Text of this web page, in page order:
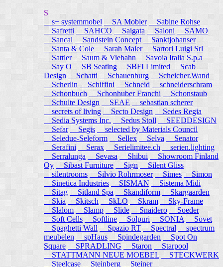
S
s+ systemmobel
SA Mobler
Sabine Rohse
Safretti
SAHCO Saigata Saloni
SAMO
Sancal
Sandstein Concept
Sanktjohanser
Santa & Cole
Sarah Maier
Sartori Luigi Srl
Sattler
Saum & Viebahn
Savoia Italia S.p.a
Say O
SB Seating SBFI Limited
Scab
Design
Schatti Schauenburg
Scheicher.Wand
Scherlin
Schiffini Schneid
schneiderschram
Schonbuch
Schonhuber Franchi
Schonstaub
Schulte Design
SEAE
sebastian scherer
secrets of living
Secto Design
Sedes Regia
Sedia Systems Inc.
Sedus Stoll
SEEDDESIGN
Sefar
Segis
selected by Materials Council
Seledue-Seleform
Sellex Selva
Senator
Serafini
Serax Serielimitee.ch
serien.lighting
Serralunga
Sevasa Shibui
Showroom Finland
Oy
Sibast Furniture Sign
Silent Gliss
silentrooms
Silvio Rohrmoser Simes Simon
Sinetica Industries
SISMAN
Sistema Midi
Sitag
Sitland Spa Skandiform
Skargaarden
Skia
Skitsch SkLO Skram
Sky-Frame
Slalom
Slamp Slide Snaidero
Soeder
Soft Cells
Softline Solpuri SONIA
Sovet
Spaghetti Wall
Spazio RT Spectral
spectrum
meubelen
spHaus Spindegarden
Spot On
Square
SPRADLING Staron
Starpool
STATTMANN NEUE MOEBEL
STECKWERK
Steelcase
Steinberg
Steiner